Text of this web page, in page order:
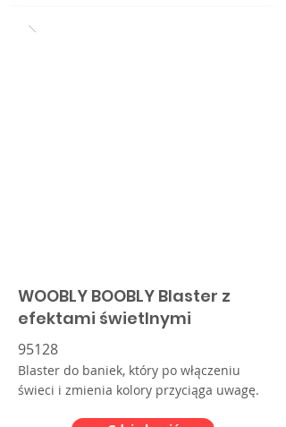
WOOBLY BOOBLY Blaster z
efektami świetlnymi
95128
Blaster do baniek, który po włączeniu
świeci i zmienia kolory przyciąga uwagę.